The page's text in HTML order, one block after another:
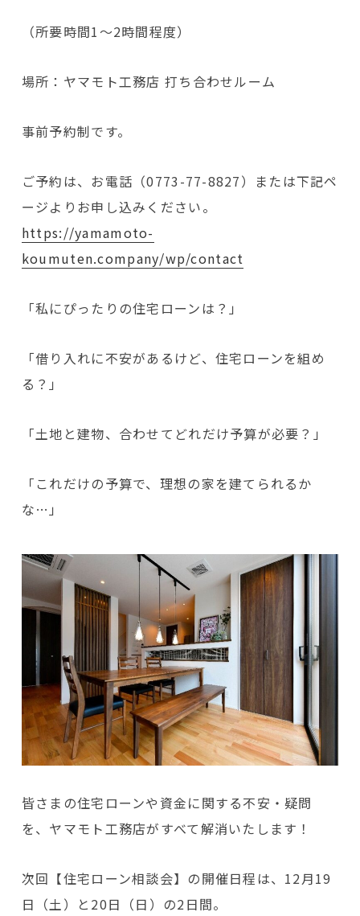
（所要時間1～2時間程度）
場所：ヤマモト工務店 打ち合わせルーム
事前予約制です。
ご予約は、お電話（0773-77-8827）または下記ペ
ージよりお申し込みください。
https://yamamoto-
koumuten.company/wp/contact
「私にぴったりの住宅ローンは？」
「借り入れに不安があるけど、住宅ローンを組め
る？」
「土地と建物、合わせてどれだけ予算が必要？」
「これだけの予算で、理想の家を建てられるか
な…」
皆さまの住宅ローンや資金に関する不安・疑問
を、ヤマモト工務店がすべて解消いたします！
次回【住宅ローン相談会】の開催日程は、12月19
日（土）と20日（日）の2日間。